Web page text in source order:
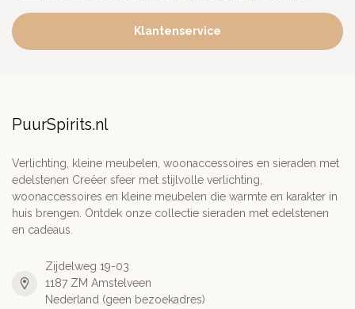
Klantenservice
PuurSpirits.nl
Verlichting, kleine meubelen, woonaccessoires en sieraden met
edelstenen Creëer sfeer met stijlvolle verlichting,
woonaccessoires en kleine meubelen die warmte en karakter in
huis brengen. Ontdek onze collectie sieraden met edelstenen
en cadeaus.
Zijdelweg 19-03
1187 ZM Amstelveen
Nederland (geen bezoekadres)